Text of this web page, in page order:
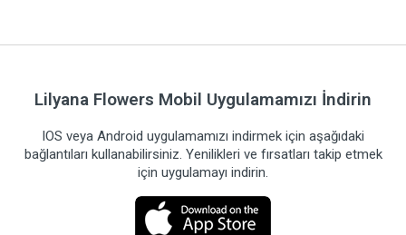
Lilyana Flowers Mobil Uygulamamızı İndirin
IOS veya Android uygulamamızı indirmek için aşağıdaki
bağlantıları kullanabilirsiniz. Yenilikleri ve fırsatları takip etmek
için uygulamayı indirin.